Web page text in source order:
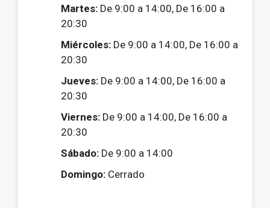
Martes: De 9:00 a 14:00, De 16:00 a
20:30
Miércoles: De 9:00 a 14:00, De 16:00 a
20:30
Jueves: De 9:00 a 14:00, De 16:00 a
20:30
Viernes: De 9:00 a 14:00, De 16:00 a
20:30
Sábado: De 9:00 a 14:00
Domingo: Cerrado